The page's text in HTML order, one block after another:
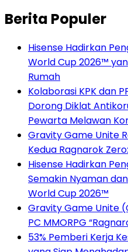
Berita Populer
Hisense Hadirkan
World Cup 2026™
Rumah
Kolaborasi KPK dan
Dorong Diklat
Pewarta Melawan
Gravity Game Unite
Kedua Ragnarok
Hisense Hadirkan
Semakin Nyaman
World Cup 2026™
Gravity Game Unite
PC MMORPG
53% Pemberi Kerja